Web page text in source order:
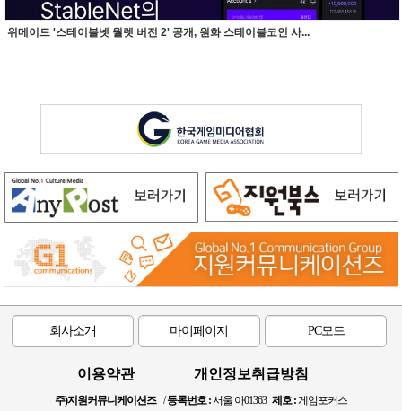
위메이드 '스테이블넷 월렛 버전 2' 공개, 원화 스테이블코인 사...
회사소개 마이페이지 PC모드
이용약관 개인정보취급방침
주)지원커뮤니케이션즈/등록번호 :서울 아01363 제호 :게임포커스